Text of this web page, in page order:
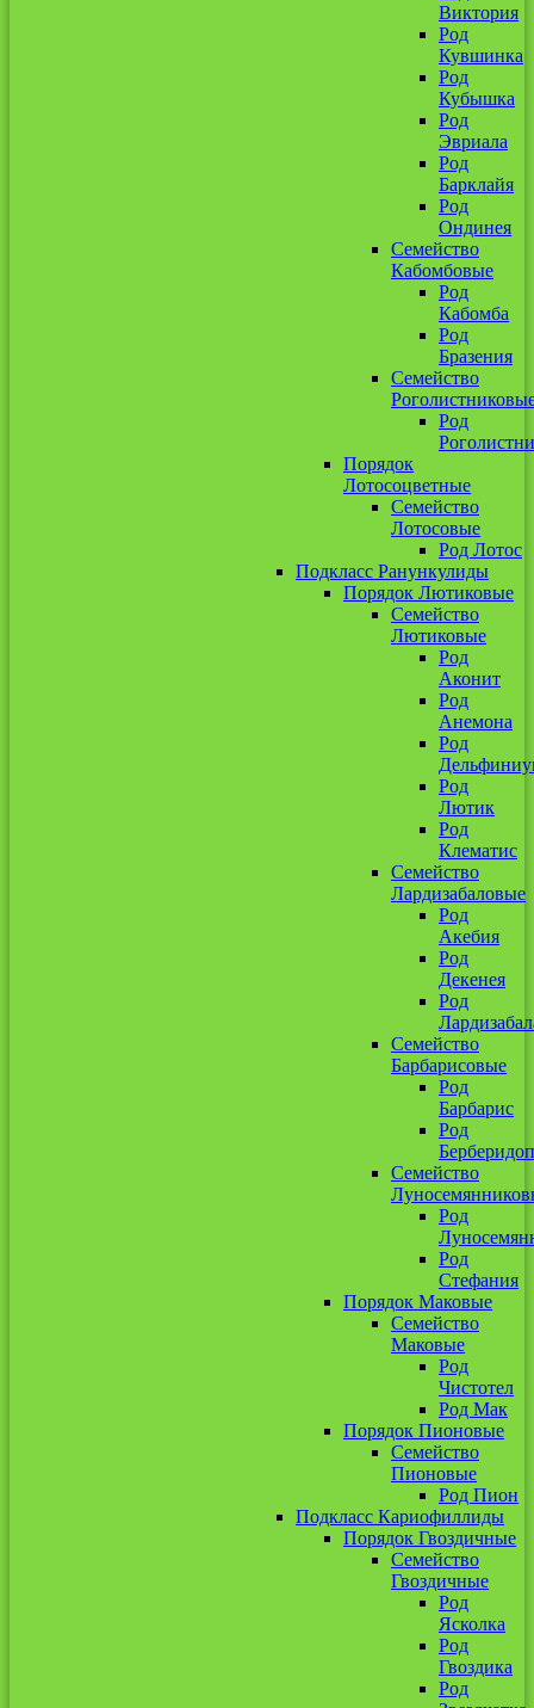
Виктория
Род
Кувшинка
Род
Кубышка
Род
Эвриала
Род
Барклайя
Род
Ондинея
Семейство
Кабомбовые
Род
Кабомба
Род
Бразения
Семейство
Род
Порядок
Лотосоцветные
Семейство
Лотосовые
Род Лотос
Подкласс Ранункулиды
Порядок Лютиковые
Семейство
Лютиковые
Род
Аконит
Род
Анемона
Род
Род
Лютик
Род
Клематис
Семейство
Лардизабаловые
Род
Акебия
Род
Декенея
Род
Семейство
Барбарисовые
Род
Барбарис
Род
Семейство
Род
Род
Стефания
Порядок Маковые
Семейство
Маковые
Род
Чистотел
Род Мак
Порядок Пионовые
Семейство
Пионовые
Род Пион
Подкласс Кариофиллиды
Порядок Гвоздичные
Семейство
Гвоздичные
Род
Ясколка
Род
Гвоздика
Род